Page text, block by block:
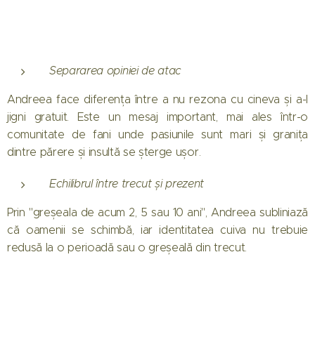
Separarea opiniei de atac
Andreea face diferența între a nu rezona cu cineva și a-l
jigni gratuit. Este un mesaj important, mai ales într-o
comunitate de fani unde pasiunile sunt mari și granița
dintre părere și insultă se șterge ușor.
Echilibrul între trecut și prezent
Prin "greșeala de acum 2, 5 sau 10 ani", Andreea subliniază
că oamenii se schimbă, iar identitatea cuiva nu trebuie
redusă la o perioadă sau o greșeală din trecut.